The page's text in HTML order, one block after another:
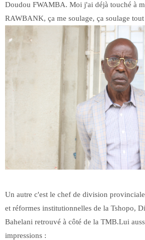
Doudou FWAMBA. Moi j'ai déjà touché à
RAWBANK, ça me soulage, ça soulage
Un autre c'est le chef de division
et réformes institutionnelles de la Tshopo,
Bahelani retrouvé à côté de la TMB.Lui
impressions :